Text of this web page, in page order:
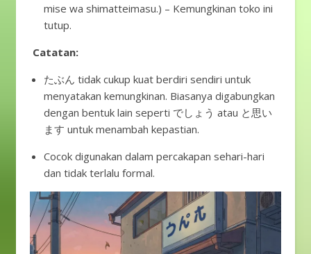
mise wa shimatteimasu.) – Kemungkinan toko ini
tutup.
Catatan:
たぶん tidak cukup kuat berdiri sendiri untuk
menyatakan kemungkinan. Biasanya digabungkan
dengan bentuk lain seperti でしょう atau と思い
ます untuk menambah kepastian.
Cocok digunakan dalam percakapan sehari-hari
dan tidak terlalu formal.